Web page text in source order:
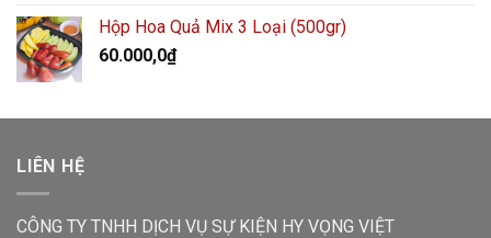
Hộp Hoa Quả Mix 3 Loại (500gr)
60.000,0₫
LIÊN HỆ
CÔNG TY TNHH DỊCH VỤ SỰ KIỆN HY VỌNG VIỆT